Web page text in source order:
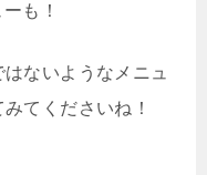
も！
ないようなメニュ
てくださいね！